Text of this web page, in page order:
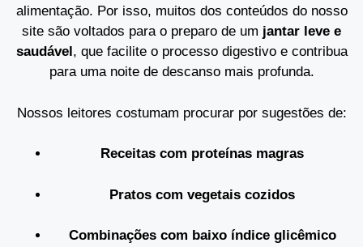
alimentação. Por isso, muitos dos conteúdos do nosso
site são voltados para o preparo de um jantar leve e
saudável , que facilite o processo digestivo e contribua
para uma noite de descanso mais profunda.
Nossos leitores costumam procurar por sugestões de:
Receitas com proteínas magras
Pratos com vegetais cozidos
Combinações com baixo índice glicêmico